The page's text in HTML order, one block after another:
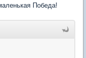
Победа!